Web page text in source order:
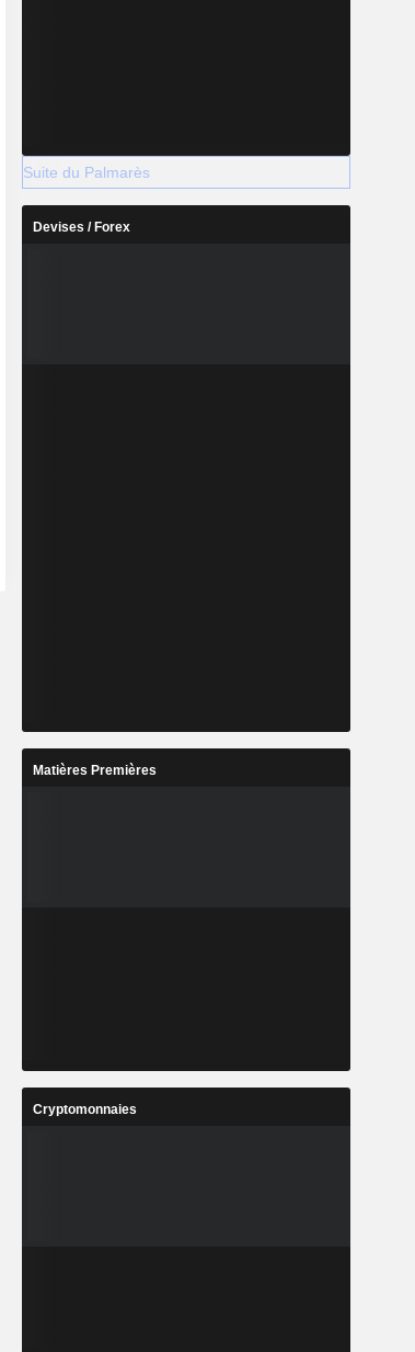
Md 826 M 5,13 Md
Md -23,6 M -9,7 M
Suite du Palmarès
Devises / Forex
Matières Premières
Cryptomonnaies